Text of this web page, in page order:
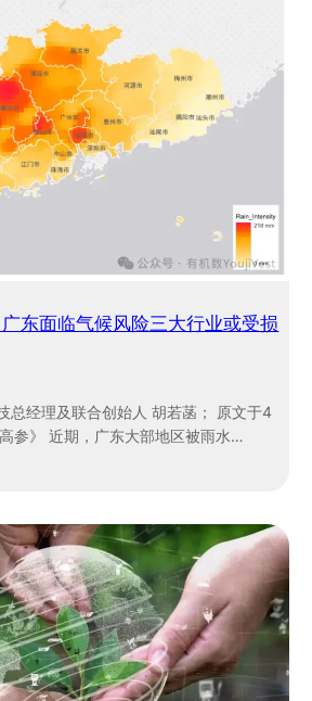
东面临气候风险三大行业或受损
总经理及联合创始人 胡若菡； 原文于4
参》 近期，广东大部地区被雨水…